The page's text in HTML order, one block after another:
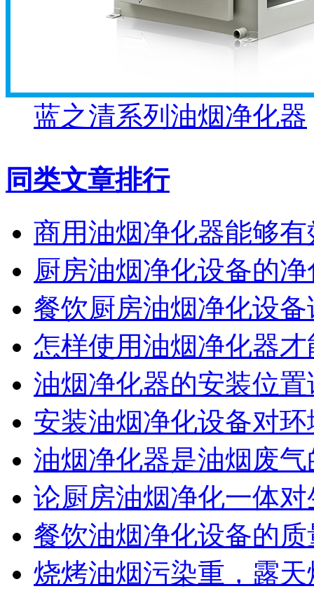
蓝之清系列油烟净化器
同类文章排行
商用油烟净化器能够
厨房油烟净化设备的
餐饮厨房油烟净化设
怎样使用油烟净化器
油烟净化器的安装位
安装油烟净化设备对
油烟净化器是油烟废
论厨房油烟净化一体
餐饮油烟净化设备的
烧烤油烟污染重，露